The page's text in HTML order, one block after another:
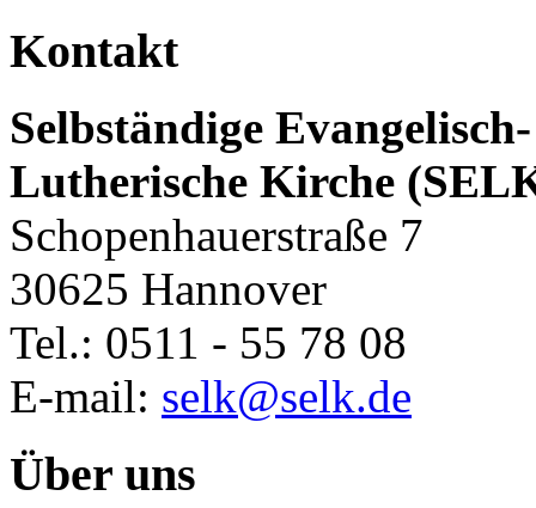
Kontakt
Selbständige Evangelisch-
Lutherische Kirche
Schopenhauerstraße 7
30625 Hannover
Tel.: 0511 - 55 78 08
E-mail: selk@selk.de
Über uns